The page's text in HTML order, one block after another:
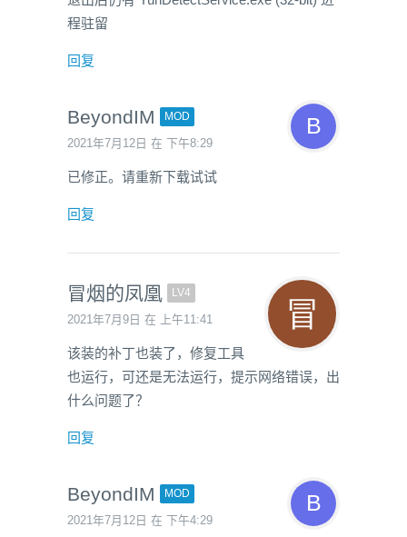
程驻留
回复
BeyondIM MOD
2021年7月12日 在 下午8:29
已修正。请重新下载试试
回复
冒烟的凤凰 LV4
2021年7月9日 在 上午11:41
该装的补丁也装了，修复工具
也运行，可还是无法运行，提示网络错误，出
什么问题了？
回复
BeyondIM MOD
2021年7月12日 在 下午4:29